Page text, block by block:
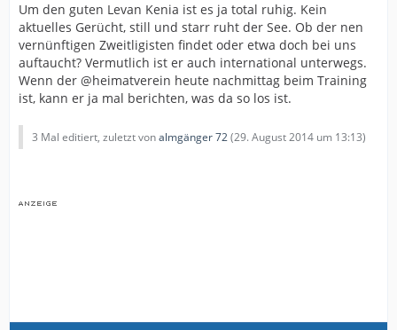
Um den guten Levan Kenia ist es ja total ruhig. Kein
aktuelles Gerücht, still und starr ruht der See. Ob der nen
vernünftigen Zweitligisten findet oder etwa doch bei uns
auftaucht? Vermutlich ist er auch international unterwegs.
Wenn der @heimatverein heute nachmittag beim Training
ist, kann er ja mal berichten, was da so los ist.
3 Mal editiert, zuletzt vonalmgänger 72(29. August 2014 um 13:13)